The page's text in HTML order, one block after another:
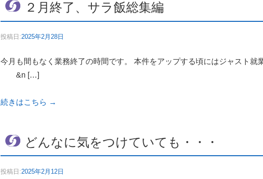
２月終了、サラ飯総集編
投稿日:2025年2月28日
今月も間もなく業務終了の時間です。 本件をアップする頃にはジャスト
&n […]
続きはこちら →
どんなに気をつけていても・・・
投稿日:2025年2月12日